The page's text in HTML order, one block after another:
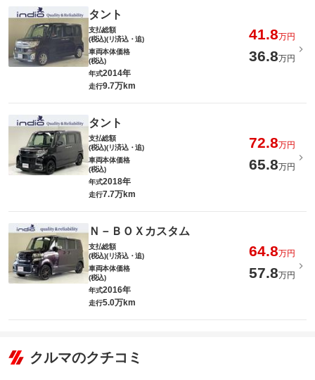
タント
支払総額
(税込)(リ済込・追)
41.8万円
車両本体価格
(税込)
36.8万円
年式2014年
走行9.7万km
タント
支払総額
(税込)(リ済込・追)
72.8万円
車両本体価格
(税込)
65.8万円
年式2018年
走行7.7万km
Ｎ－ＢＯＸカスタム
支払総額
(税込)(リ済込・追)
64.8万円
車両本体価格
(税込)
57.8万円
年式2016年
走行5.0万km
クルマのクチコミ